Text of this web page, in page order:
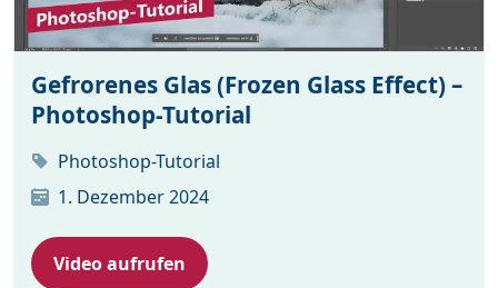
Gefrorenes Glas (Frozen Glass Effect) –
Photoshop-Tutorial
Photoshop-Tutorial
1. Dezember 2024
Video aufrufen